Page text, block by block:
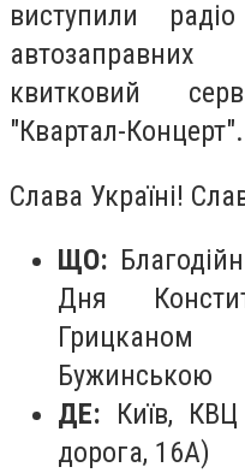
виступили
квитковий
"Квартал-Концерт".
Слава Україні!
ЩО:
Дня
Бужинською
ДЕ: Київ,
дорога, 16А)